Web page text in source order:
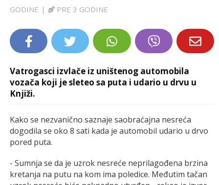
GODINE | PRE 3 GODINE
Vatrogasci izvlače iz uništenog automobila
vozača koji je sleteo sa puta i udario u drvu u
Knjiži.
Kako se nezvanično saznaje saobraćajna nesreća
dogodila se oko 8 sati kada je automobil udario u drvo
pored puta.
- Sumnja se da je uzrok nesreće neprilagođena brzina
kretanja na putu na kom ima poledice. Međutim tačan